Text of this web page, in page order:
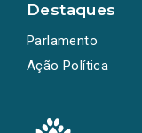
Destaques
Parlamento
Ação Política